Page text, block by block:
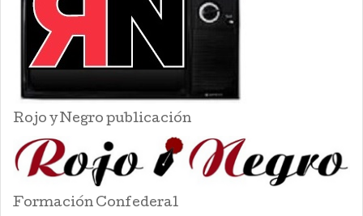
Rojo y Negro publicación
Formación Confederal